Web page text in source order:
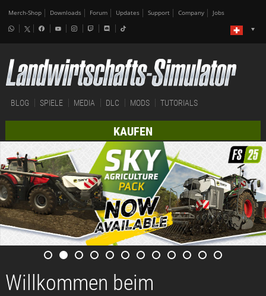
Merch-Shop Downloads Forum Updates Support Company Jobs
BLOG SPIELE MEDIA DLC MODS TUTORIALS
KAUFEN
Willkommen beim